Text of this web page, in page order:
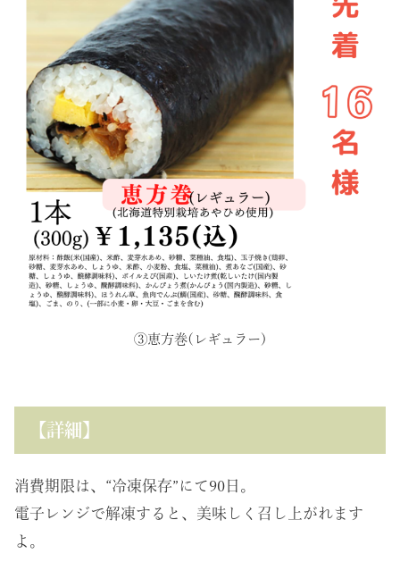
③恵方巻(レギュラー)
【詳細】
消費期限は、“冷凍保存”にて90日。
電子レンジで解凍すると、美味しく召し上がれます
よ。